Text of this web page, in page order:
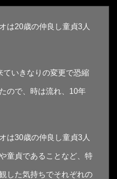
は20歳の仲良し童貞3人
ていきなりの変更で恐縮
ので、時は流れ、10年
は30歳の仲良し童貞3人
童貞であることなど、特
した気持ちでそれぞれの